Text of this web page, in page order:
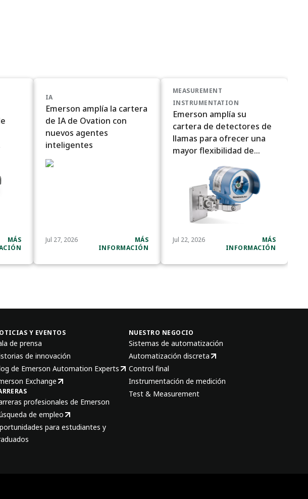
MÁS
IA
Emerson amplía la cartera
de IA de Ovation con
nuevos agentes
inteligentes
Jul 27, 2026
MÁS
INFORMACIÓN
MEASUREMENT
INSTRUMENTATION
Emerson amplía su
cartera de detectores de
llamas para ofrecer una
mayor flexibilidad de
Jul 22, 2026
MÁS
INFORMACIÓN
Y EVENTOS
de prensa
de innovación
de Emerson Automation Experts
Exchange
profesionales de Emerson
de empleo
para estudiantes y
NUESTRO NEGOCIO
Sistemas de automatización
Automatización discreta
Control final
Instrumentación de medición
Test & Measurement